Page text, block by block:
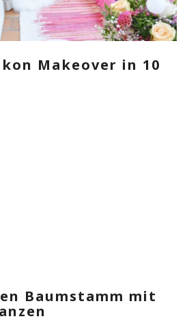
Makeover in 10
Baumstamm mit